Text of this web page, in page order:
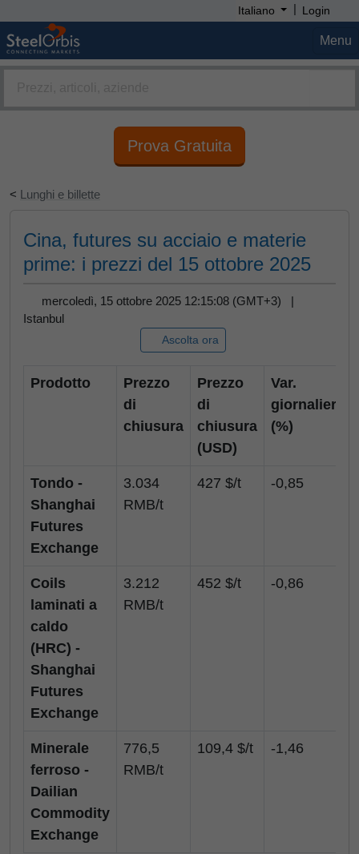
Italiano | Login
Menu
Prova Gratuita
< Lunghi e billette
Cina, futures su acciaio e materie
prime: i prezzi del 15 ottobre 2025
mercoledì, 15 ottobre 2025 12:15:08 (GMT+3) |
Istanbul
Ascolta ora
Prodotto
Prezzo
di
chiusura
Prezzo
di
chiusura
(USD)
Var.
giornaliera
(%)
Tondo -
Shanghai
Futures
Exchange
3.034
RMB/t
427 $/t -0,85
Coils
laminati a
caldo
(HRC) -
Shanghai
Futures
Exchange
3.212
RMB/t
452 $/t -0,86
Minerale
ferroso -
Dailian
Commodity
Exchange
776,5
RMB/t
109,4 $/t -1,46